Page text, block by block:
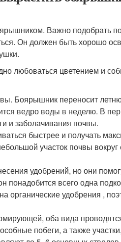
Важно подобрать
Он должен быть хорошо
любоваться цветением и
Боярышник переносит
ведро воды в неделю. В
и заболачивания почвы.
быстрее и получать
участок почвы вокруг
удобрений, но они
понадобится всего одна
удобрения ,
оба вида
побеги, а также